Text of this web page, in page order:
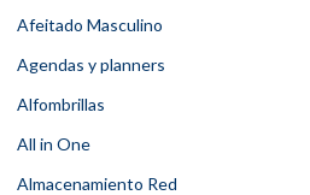
Afeitado Masculino
Agendas y planners
Alfombrillas
All in One
Almacenamiento Red